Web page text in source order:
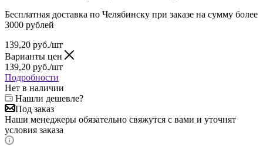
Бесплатная доставка по Челябинску при заказе на сумму более
3000 рублей
139,20 руб./шт
Варианты цен
139,20 руб./шт
Подробности
Нет в наличии
Нашли дешевле?
Под заказ
Наши менеджеры обязательно свяжутся с вами и уточнят
условия заказа